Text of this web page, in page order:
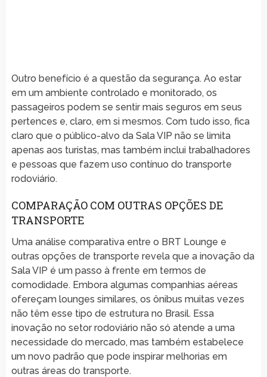
Outro benefício é a questão da segurança. Ao estar
em um ambiente controlado e monitorado, os
passageiros podem se sentir mais seguros em seus
pertences e, claro, em si mesmos. Com tudo isso, fica
claro que o público-alvo da Sala VIP não se limita
apenas aos turistas, mas também inclui trabalhadores
e pessoas que fazem uso contínuo do transporte
rodoviário.
COMPARAÇÃO COM OUTRAS OPÇÕES DE
TRANSPORTE
Uma análise comparativa entre o BRT Lounge e
outras opções de transporte revela que a inovação da
Sala VIP é um passo à frente em termos de
comodidade. Embora algumas companhias aéreas
ofereçam lounges similares, os ônibus muitas vezes
não têm esse tipo de estrutura no Brasil. Essa
inovação no setor rodoviário não só atende a uma
necessidade do mercado, mas também estabelece
um novo padrão que pode inspirar melhorias em
outras áreas do transporte.